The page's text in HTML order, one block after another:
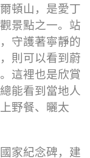
頓山，是愛丁
景點之一。站
守護著寧靜的
則可以看到蔚
這裡也是欣賞
能看到當地人
野餐、曬太
家紀念碑，建